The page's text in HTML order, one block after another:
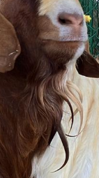
de impacto